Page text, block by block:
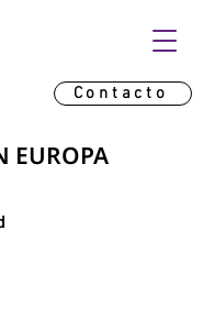
Contacto
EUROPA